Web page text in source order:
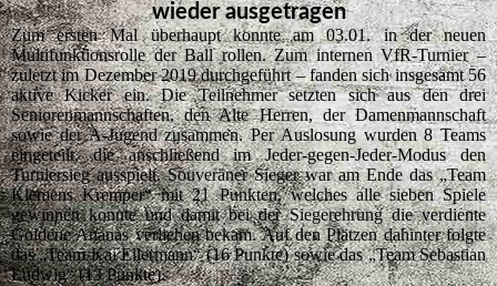
wieder ausgetragen
Zum ersten Mal überhaupt konnte am 03.01. in der neuen
Multifunktionsrolle der Ball rollen. Zum internen VfR-Turnier –
zuletzt im Dezember 2019 durchgeführt – fanden sich insgesamt 56
aktive Kicker ein. Die Teilnehmer setzten sich aus den drei
Seniorenmannschaften, den Alte Herren, der Damenmannschaft
sowie der A-Jugend zusammen. Per Auslosung wurden 8 Teams
eingeteilt, die anschließend im Jeder-gegen-Jeder-Modus den
Turniersieg ausspielt. Souveräner Sieger war am Ende das „Team
Klemens Kremper“ mit 21 Punkten, welches alle sieben Spiele
gewinnen konnte und damit bei der Siegerehrung die verdiente
Goldene Ananas verliehen bekam. Auf den Plätzen dahinter folgte
das „Team Kai Ellermann“ (16 Punkte) sowie das „Team Sebastian
Ludwig“ (13 Punkte).